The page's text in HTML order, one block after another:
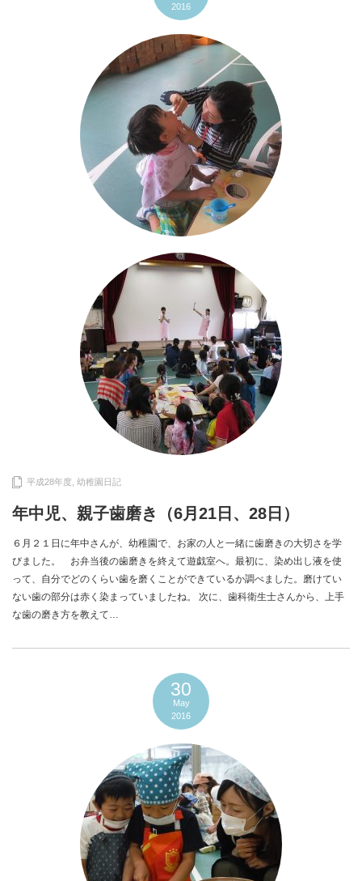
2016
平成28年度 幼稚園日記
年中児、親子歯磨き（6月21日、28日）
６月２１日に年中さんが、幼稚園で、お家の人と一緒に歯磨きの大切さを学
びました。 お弁当後の歯磨きを終えて遊戯室へ。最初に、染め出し液を使
って、自分でどのくらい歯を磨くことができているか調べました。磨けてい
ない歯の部分は赤く染まっていましたね。 次に、歯科衛生士さんから、上手
な歯の磨き方を教えて…
30
May
2016